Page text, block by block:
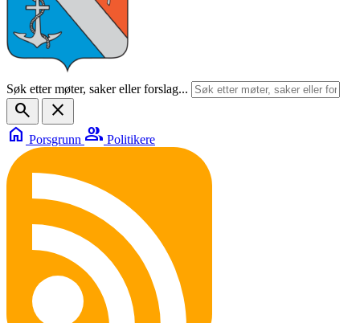
Søk etter møter, saker eller forslag...
search
close
home Porsgrunn group Politikere